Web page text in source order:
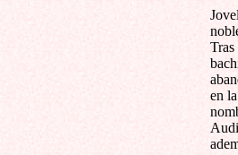
Tras
en